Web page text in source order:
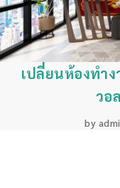
เปลี่ยนห้องทำ
วอ
by